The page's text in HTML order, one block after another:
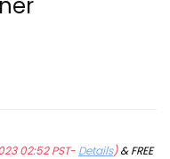
02:52 PST- Details)&FREE